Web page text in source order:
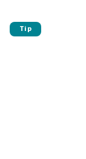
Tip